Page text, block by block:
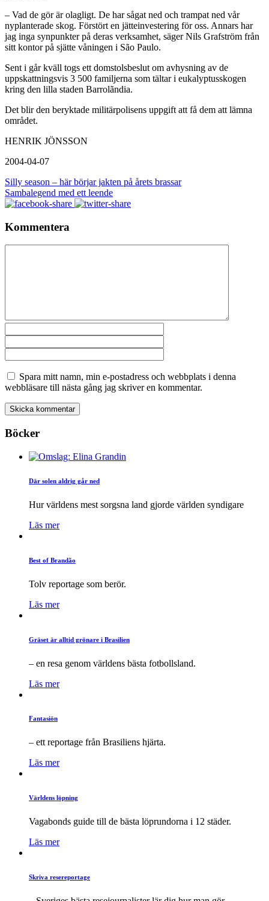
– Vad de gör är olagligt. De har sågat ned och trampat ned vår
nyplanterade skog. Förstört en jätteinvestering för oss. Annars har
jag inga synpunkter på deras verksamhet, säger Nils Grafström från
sitt kontor på sjätte våningen i São Paulo.
Sent i går kväll togs ett domstolsbeslut om avhysning av de
uppskattningsvis 3 500 familjerna som tältar i eukalyptusskogen
kring den lilla staden Barrolãndia.
Det blir den beryktade militärpolisens uppgift att få dem att lämna
området.
HENRIK JÖNSSON
2004-04-07
Silly season – här börjar jakten på årets brassar
Sambalegend med ett leende
Kommentera
Spara mitt namn, min e-postadress och webbplats i denna
webbläsare till nästa gång jag skriver en kommentar.
Böcker
Där solen aldrig går ned
Hur världens mest sorgsna land gjorde världen syndigare
Läs mer
Best of Brandão
Tolv reportage som berör.
Läs mer
Gräset är alltid grönare i Brasilien
– en resa genom världens bästa fotbollsland.
Läs mer
Fantasiön
– ett reportage från Brasiliens hjärta.
Läs mer
Världens löpning
Vagabonds guide till de bästa löprundorna i 12 städer.
Läs mer
Skriva resereportage